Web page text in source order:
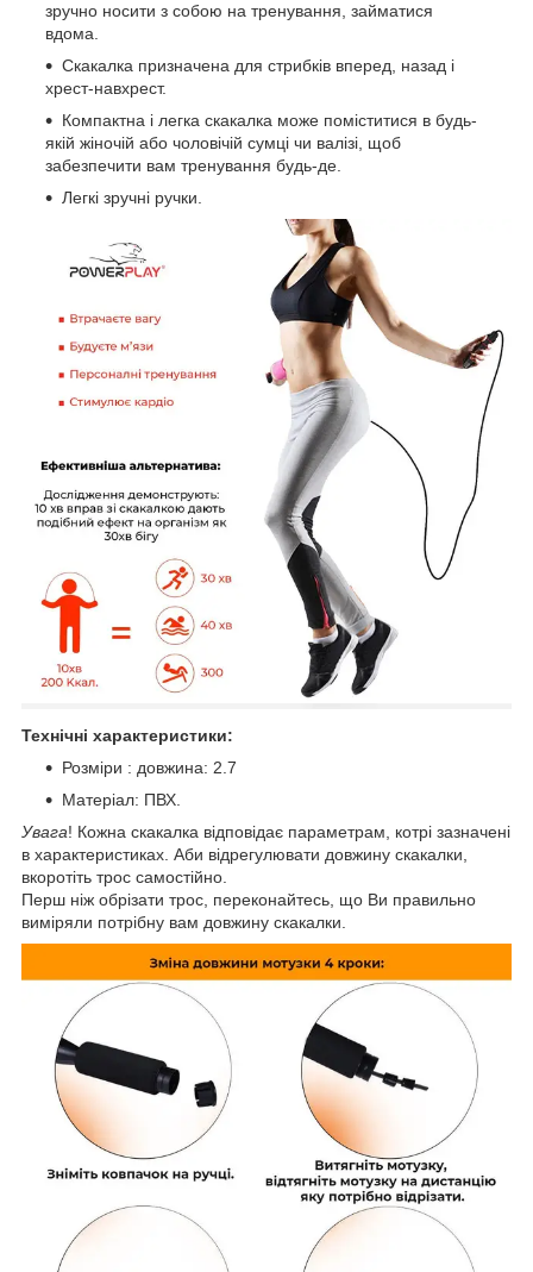
зручно носити з собою на тренування, займатися
вдома.
Скакалка призначена для стрибків вперед, назад і
хрест-навхрест.
Компактна і легка скакалка може поміститися в будь-
якій жіночій або чоловічій сумці чи валізі, щоб
забезпечити вам тренування будь-де.
Легкі зручні ручки.
Технічні характеристики:
Розміри : довжина: 2.7
Матеріал: ПВХ.
Увага! Кожна скакалка відповідає параметрам, котрі зазначені
в характеристиках. Аби відрегулювати довжину скакалки,
вкоротіть трос самостійно.
Перш ніж обрізати трос, переконайтесь, що Ви правильно
виміряли потрібну вам довжину скакалки.